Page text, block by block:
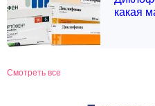
какая
Смотреть все